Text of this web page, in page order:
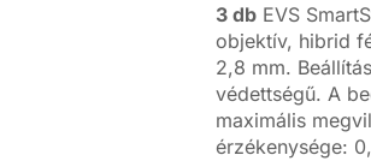
3 db EVS
objektív, hibrid
2,8 mm.
védettségű. A
maximális
érzékenysége: